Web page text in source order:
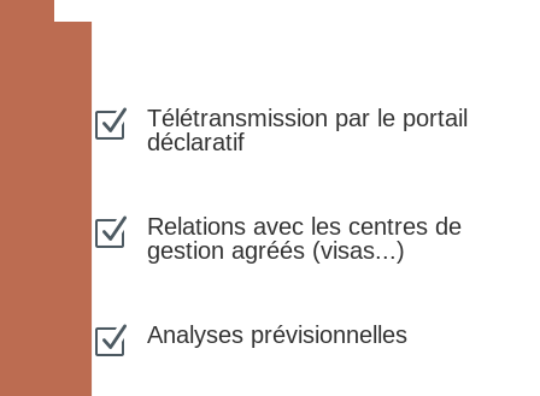
Z
Télétransmission par le portail
déclaratif
Z
Relations avec les centres de
gestion agréés (visas...)
Z Analyses prévisionnelles